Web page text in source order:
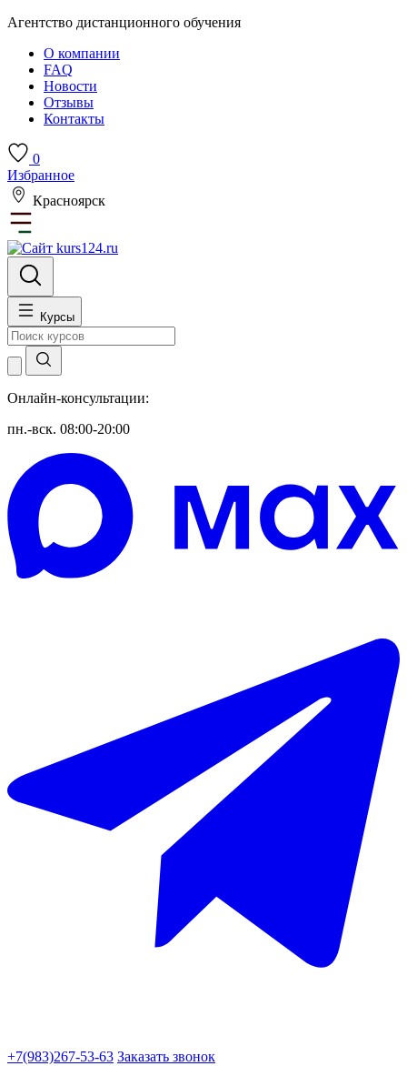
Агентство дистанционного обучения
О компании
FAQ
Новости
Отзывы
Контакты
0
Избранное
Красноярск
Курсы
Онлайн-консультации:
пн.-вск. 08:00-20:00
+7(983)267-53-63 Заказать звонок